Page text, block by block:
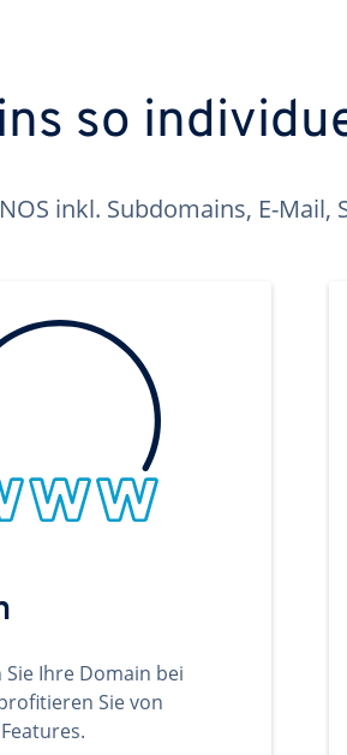
so
inkl. Subdomains, E-
Ihre Domain bei
Sie von